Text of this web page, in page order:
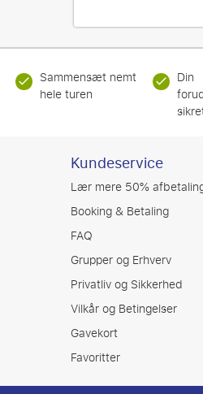
Sammensæt nemt
hele turen
Din
Kundeservice
Lær mere 50%
Booking & Betaling
FAQ
Grupper og Erhverv
Privatliv og Sikkerhed
Vilkår og Betingelser
Gavekort
Favoritter